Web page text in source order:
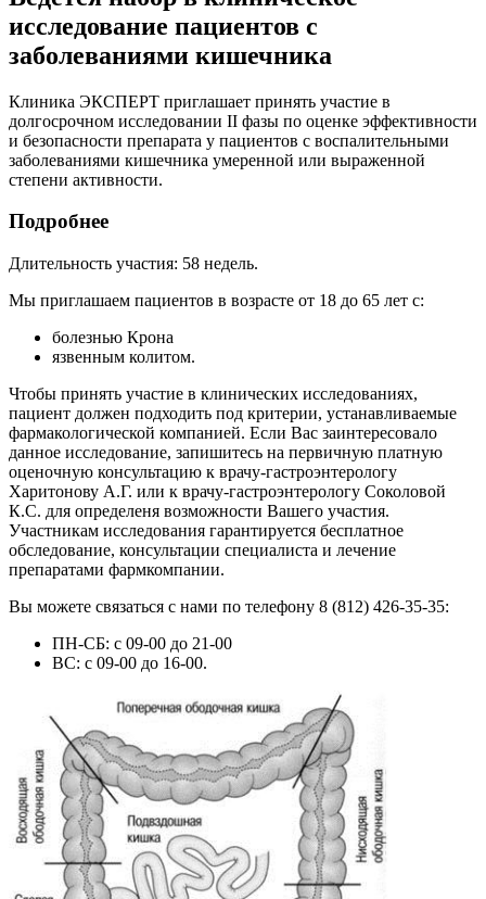
исследование пациентов с
заболеваниями кишечника
Клиника ЭКСПЕРТ приглашает принять участие в
долгосрочном исследовании II фазы по оценке эффективности
и безопасности препарата у пациентов с воспалительными
заболеваниями кишечника умеренной или выраженной
степени активности.
Подробнее
Длительность участия: 58 недель.
Мы приглашаем пациентов в возрасте от 18 до 65 лет с:
болезнью Крона
язвенным колитом.
Чтобы принять участие в клинических исследованиях,
пациент должен подходить под критерии, устанавливаемые
фармакологической компанией. Если Вас заинтересовало
данное исследование, запишитесь на первичную платную
оценочную консультацию к врачу-гастроэнтерологу
Харитонову А.Г. или к врачу-гастроэнтерологу Соколовой
К.С. для определеня возможности Вашего участия.
Участникам исследования гарантируется бесплатное
обследование, консультации специалиста и лечение
препаратами фармкомпании.
Вы можете связаться с нами по телефону 8 (812) 426-35-35:
ПН-СБ: с 09-00 до 21-00
ВС: с 09-00 до 16-00.